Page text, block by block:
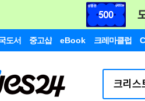
도서 중고샵 eBook 크레마클럽